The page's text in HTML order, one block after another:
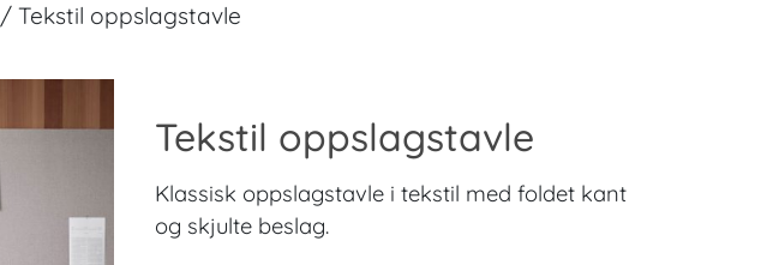
/ Tekstil oppslagstavle
Tekstil oppslagstavle
Klassisk oppslagstavle i tekstil med foldet kant
og skjulte beslag.